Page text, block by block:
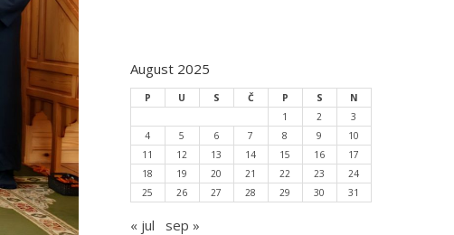
August 2025
P U S Č P S
N
1
2
3
4
5 6 7 8 9
10
11
12 13 14 15 16
17
18
19 20 21 22 23
24
25
26 27 28 29 30 31
« jul sep »